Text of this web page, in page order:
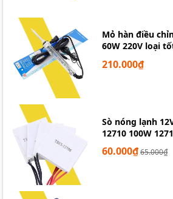
Mỏ hàn điều
60W 220V loại
210.000₫
Sò nóng lạnh
12710 100W
60.000₫65.000₫